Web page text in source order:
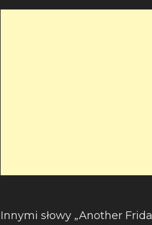
Innymi słowy „Another